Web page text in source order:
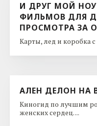
И ДРУГ МОЙ
ФИЛЬМОВ ДЛЯ
ПРОСМОТРА ЗА
Карты, лед и коробка с
АЛЕН ДЕЛОН НА
Киногид по лучшим
женских сердец. ...